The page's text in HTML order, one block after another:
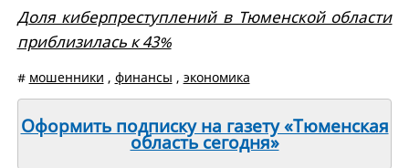
Доля киберпреступлений в Тюменской области
приблизилась к 43%
# мошенники , финансы , экономика
Оформить подписку на газету «Тюменская
область сегодня»